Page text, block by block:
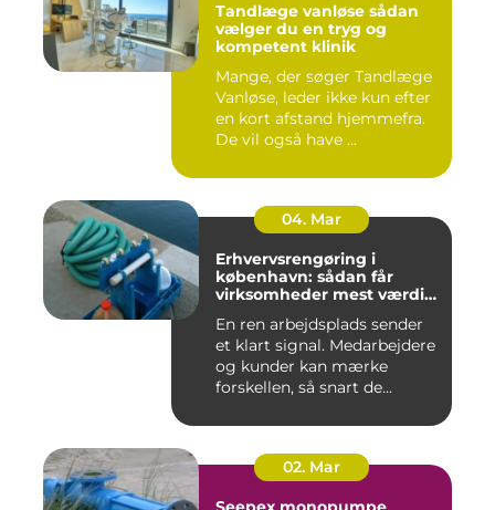
Tandlæge vanløse sådan
vælger du en tryg og
kompetent klinik
Mange, der søger Tandlæge
Vanløse, leder ikke kun efter
en kort afstand hjemmefra.
De vil også have ...
04. Mar
Erhvervsrengøring i
københavn: sådan får
virksomheder mest værdi
En ren arbejdsplads sender
et klart signal. Medarbejdere
og kunder kan mærke
forskellen, så snart de...
02. Mar